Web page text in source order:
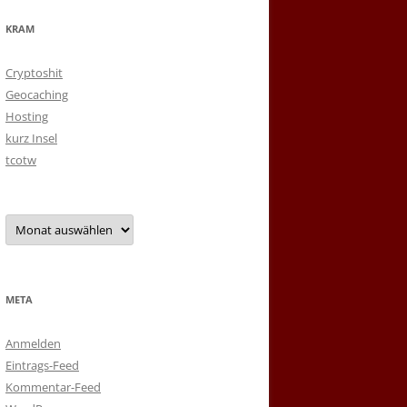
KRAM
Cryptoshit
Geocaching
Hosting
kurz Insel
tcotw
Archiv
META
Anmelden
Eintrags-Feed
Kommentar-Feed